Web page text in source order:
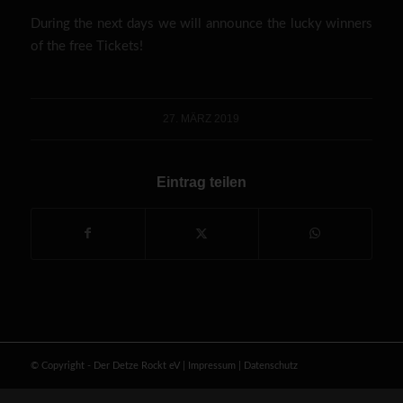
During the next days we will announce the lucky winners
of the free Tickets!
Eintrag teilen
© Copyright - Der Detze Rockt eV| Impressum Datenschutz